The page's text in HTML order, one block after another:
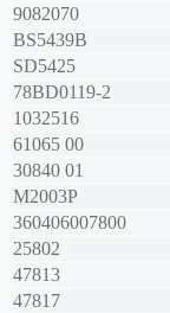
9082070
BS5439B
SD5425
78BD0119-2
1032516
61065 00
30840 01
M2003P
360406007800
25802
47813
47817